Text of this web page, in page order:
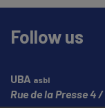
Follow us
UBA asbl
Rue de la Presse 4